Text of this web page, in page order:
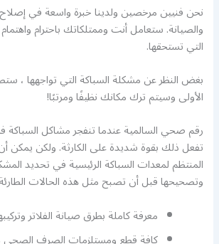
نحن فنيين مرخصين ولدينا خبرة واسعة في إصلاح
والصيانة. ستعامل أنت وممتلكاتك باحترام واهتمام
التي تستحقها.
بغض النظر عن مشكلة السباكة التي تواجهها ،
الأولى وسيتم ترك مكانك نظيفًا ومرتبًا!
رقم صحي السالمية عندما تنفجر مشاكل السباكة
تفعل ذلك بقوة شديدة على الكارثة. ولكن
المنتظم لمعدات السباكة الرئيسية في تحديد
وتصحيحها قبل أن تصبح مثل هذه الحالات
معرفة كاملة بطرق صيانة الفلاتر